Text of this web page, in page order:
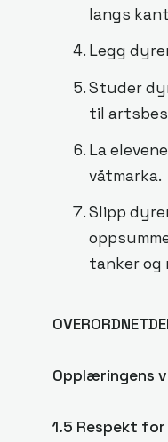
langs
Legg
Studer
til
La
våtmarka.
Slipp
tanker og
Opplæringens
1.5 Respekt